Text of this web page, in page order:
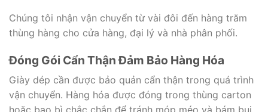
Chúng tôi nhận vận chuyển từ vài đôi đến hàng trăm
thùng hàng cho cửa hàng, đại lý và nhà phân phối.
Đóng Gói Cẩn Thận Đảm Bảo Hàng Hóa
Giày dép cần được bảo quản cẩn thận trong quá trình
vận chuyển. Hàng hóa được đóng trong thùng carton